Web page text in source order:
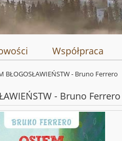
Współpraca
BŁOGOSŁAWIEŃSTW - Bruno Ferrero
- Bruno Ferrero